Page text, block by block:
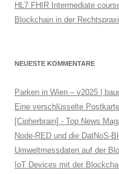
v
a
i
o
n
HL7 FHIR Intermediate
Blockchain in der
NEUESTE KOMMENTARE
Parken in Wien – v2025 |
Eine verschlüsselte
[Cipherbrain] - Top News
Node-RED und die DatNoS-
Umweltmessdaten auf der
IoT Devices mit der